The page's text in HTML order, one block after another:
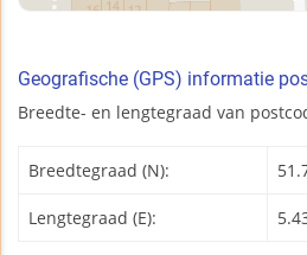
Geografische (GPS) informatie
Breedte- en lengtegraad van
Breedtegraad (N):
Lengtegraad (E):